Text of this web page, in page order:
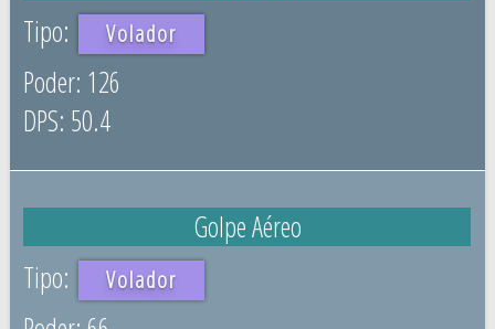
Volador
126
50.4
Golpe Aéreo
Volador